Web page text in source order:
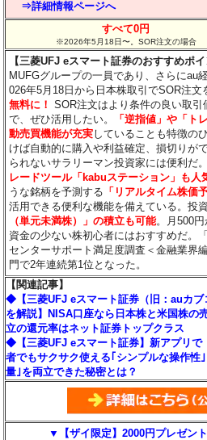
⇒詳細情報ページへ
すべて0円
※2026年5月18日〜。SOR注文の場合
【三菱UFJ eスマート証券のおすすめポイ
MUFGグループの一員であり、さらにau
026年5月18日から日本株取引でSOR注文
無料に！ SOR注文はより条件の良い取
で、ぜひ活用したい。
「逆指値」や「ト
動売買機能が充実していることも特徴の
けば自動的に購入や利益確定、損切りが
られないサラリーマン投資家には便利だ
レードツール「kabuステーション」も人
うな銘柄を予測する 「リアルタイム株価予
活用できる便利な機能を備えている。投
（単元未満株）」の積立も可能。月500
資金の少ない株初心者にはおすすめだ。
センターサポート満足度調査＜金融業界
門で2年連続第1位となった。
【関連記事】
◆【三菱UFJ eスマート証券（旧：auカブ
を解説】NISA口座なら日本株と米国株の
立の還元率はネット証券トップクラス
◆【三菱UFJ eスマート証券】新アプリで
者でもサクサク使える｢シンプルな操作性
量｣を両立できた秘密とは？
▼【ザイ限定】2000円プレゼン